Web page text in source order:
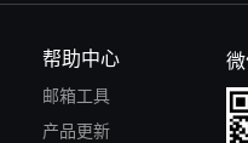
帮助中心
邮箱工具
产品更新